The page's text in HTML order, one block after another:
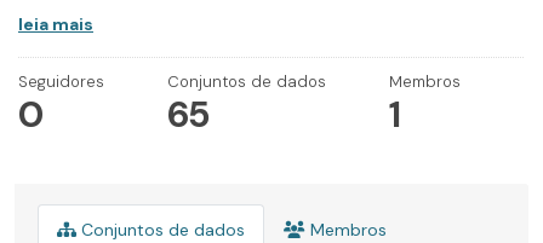
leia mais
Seguidores
0
Conjuntos de dados
65
Membros
1
Conjuntos de dados Membros